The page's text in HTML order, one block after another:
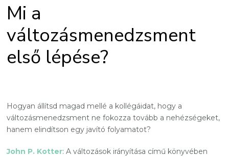
Mi a
változásmenedzsment
első lépése?
Hogyan állítsd magad mellé a kollégáidat, hogy a
változásmenedzsment ne fokozza tovább a nehézségeket,
hanem elindítson egy javító folyamatot?
John P. Kotter: A változások irányítása című könyvében